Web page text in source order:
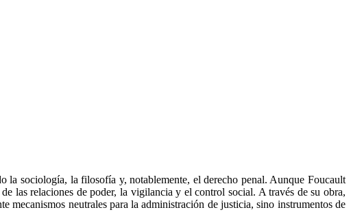
sociología, la filosofía y, notablemente, el derecho penal. Aunque Foucault
las relaciones de poder, la vigilancia y el control social. A través de su obra,
mecanismos neutrales para la administración de justicia, sino instrumentos de